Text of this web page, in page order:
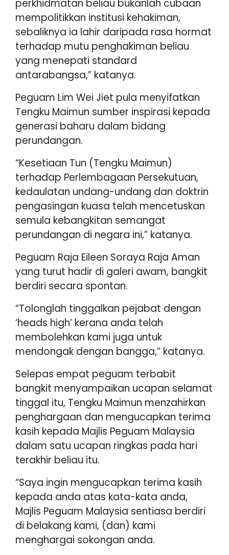
perkhidmatan beliau bukanlah cubaan
mempolitikkan institusi kehakiman,
sebaliknya ia lahir daripada rasa hormat
terhadap mutu penghakiman beliau
yang menepati standard
antarabangsa,” katanya.
Peguam Lim Wei Jiet pula menyifatkan
Tengku Maimun sumber inspirasi kepada
generasi baharu dalam bidang
perundangan.
“Kesetiaan Tun (Tengku Maimun)
terhadap Perlembagaan Persekutuan,
kedaulatan undang-undang dan doktrin
pengasingan kuasa telah mencetuskan
semula kebangkitan semangat
perundangan di negara ini,” katanya.
Peguam Raja Eileen Soraya Raja Aman
yang turut hadir di galeri awam, bangkit
berdiri secara spontan.
“Tolonglah tinggalkan pejabat dengan
‘heads high’ kerana anda telah
membolehkan kami juga untuk
mendongak dengan bangga,” katanya.
Selepas empat peguam terbabit
bangkit menyampaikan ucapan selamat
tinggal itu, Tengku Maimun menzahirkan
penghargaan dan mengucapkan terima
kasih kepada Majlis Peguam Malaysia
dalam satu ucapan ringkas pada hari
terakhir beliau itu.
“Saya ingin mengucapkan terima kasih
kepada anda atas kata-kata anda,
Majlis Peguam Malaysia sentiasa berdiri
di belakang kami, (dan) kami
menghargai sokongan anda.